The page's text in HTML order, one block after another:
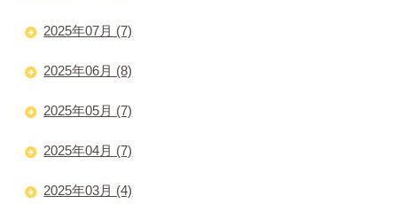
2025年07月 (7)
2025年06月 (8)
2025年05月 (7)
2025年04月 (7)
2025年03月 (4)